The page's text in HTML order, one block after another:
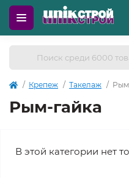
Крепеж Такелаж
Рым-гайка
В этой категории нет